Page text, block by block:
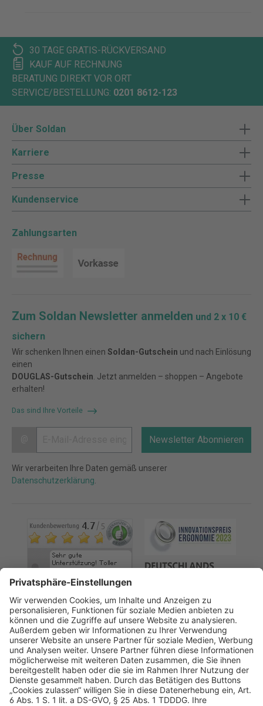
30 TAGE GRATIS-RÜCKVERSAND
KAUF AUF RECHNUNG
BERATUNG DIREKT VOR ORT
SERVICE/BESTELLUNG: 0201 8612-123
Über Soldan
Karriere
Presse
Kundenservice
Zahlungsarten
Zum Soldan Newsletter anmelden und 2 x 10 €
sichern
Wir schenken Ihnen einen Soldan-Gutschein und nach Einlösung
einen
DOUGLAS-Gutschein . Jetzt anmelden – shoppen – Angebote
erhalten!
Das sind Ihre Vorteile
Newsletter Abonnieren
Wir verarbeiten Ihre Daten gemäß unserer
Datenschutzerklärung